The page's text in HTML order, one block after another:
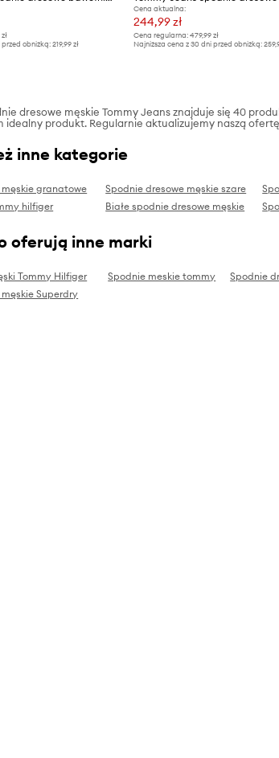
przed obniżką: 219,99 zł
Cena aktualna:
244,99 zł
Cena regularna: 479,99 zł
Najniższa cena z 30 dni przed obniżką:
dresowe męskie Tommy Jeans znajduje się 40
idealny produkt. Regularnie aktualizujemy naszą
inne kategorie
granatowe Spodnie dresowe męskie szare
hilfiger
Białe spodnie dresowe męskie
oferują inne marki
Tommy Hilfiger Spodnie meskie tommy Spodnie
Superdry